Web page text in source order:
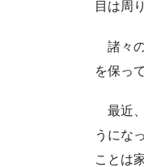
目は周
諸々の
を保っ
最近、
うにな
ことは